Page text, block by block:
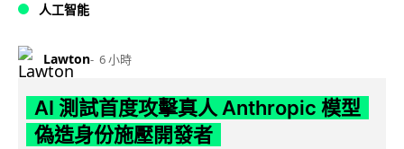
人工智能
Lawton 6 小時
AI 測試首度攻擊真人 Anthropic 模型
偽造身份施壓開發者